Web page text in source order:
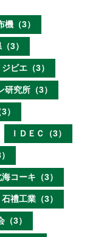
機（3）
3）
ジビエ（3）
研究所（3）
）
ＩＤＥＣ（3）
コーキ（3）
石禮工業（3）
3）